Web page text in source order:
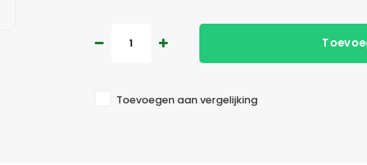
Toevoegen aan vergelijking